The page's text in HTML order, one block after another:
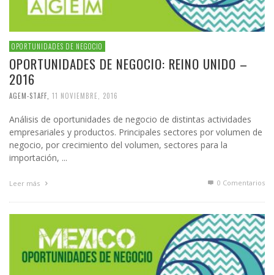
OPORTUNIDADES DE NEGOCIO
OPORTUNIDADES DE NEGOCIO: REINO UNIDO –
2016
AGEM-STAFF 11 NOVIEMBRE, 2016
Análisis de oportunidades de negocio de distintas actividades
empresariales y productos. Principales sectores por volumen de
negocio, por crecimiento del volumen, sectores para la
importación, ...
Leer más 0 Comentarios